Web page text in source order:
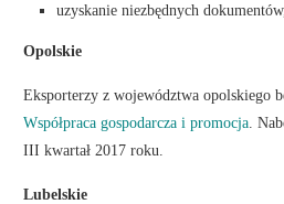
uzyskanie niezbędnych
Opolskie
Eksporterzy z województwa opolskiego
Współpraca gospodarcza i promocja.
III kwartał 2017 roku.
Lubelskie